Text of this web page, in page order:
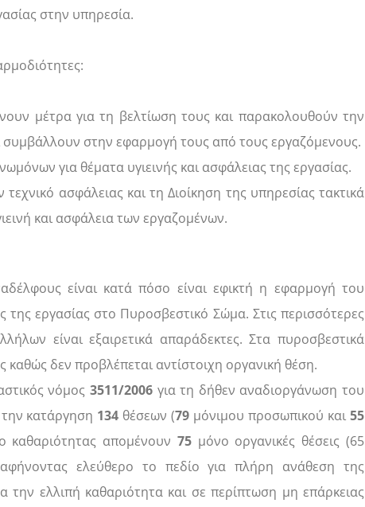
στην υπηρεσία.
μέτρα για τη βελτίωση τους και παρακολουθούν την
στην εφαρμογή τους από τους εργαζόμενους.
για θέματα υγιεινής και ασφάλειας της εργασίας.
ασφάλειας και τη Διοίκηση της υπηρεσίας τακτικά
και ασφάλεια των εργαζομένων.
είναι κατά πόσο είναι εφικτή η εφαρμογή του
της εργασίας στο Πυροσβεστικό Σώμα. Στις περισσότερες
είναι εξαιρετικά απαράδεκτες. Στα πυροσβεστικά
καθώς δεν προβλέπεται αντίστοιχη οργανική θέση.
νόμος3511/2006 για τη δήθεν αναδιοργάνωση του
κατάργηση 134 θέσεων (79 μόνιμου προσωπικού και 55
απομένουν 75μόνο οργανικές θέσεις (65
ελεύθερο το πεδίο για πλήρη ανάθεση της
την ελλιπή καθαριότητα και σε περίπτωση μη επάρκειας